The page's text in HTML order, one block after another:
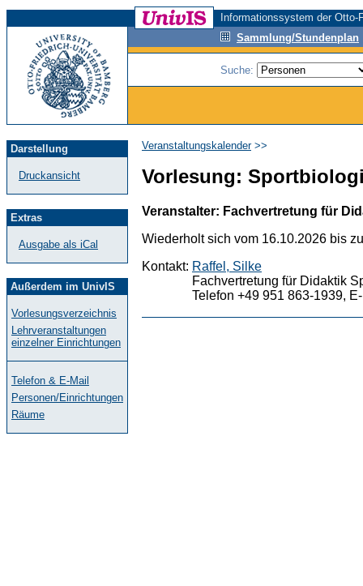
Informationssystem der
Sammlung/Stundenplan
Suche:
Darstellung
Druckansicht
Extras
Ausgabe als iCal
Außerdem im UnivIS
Vorlesungsverzeichnis
Lehrveranstaltungen
einzelner Einrichtungen
Telefon & E-Mail
Personen/Einrichtungen
Räume
Veranstaltungskalender>>
Vorlesung:
Veranstalter: Fachvertretung für
Wiederholt sich vom 16.10.2026 bis
Kontakt: Raffel, Silke
Fachvertretung für Didaktik
Telefon +49 951 863-1939,